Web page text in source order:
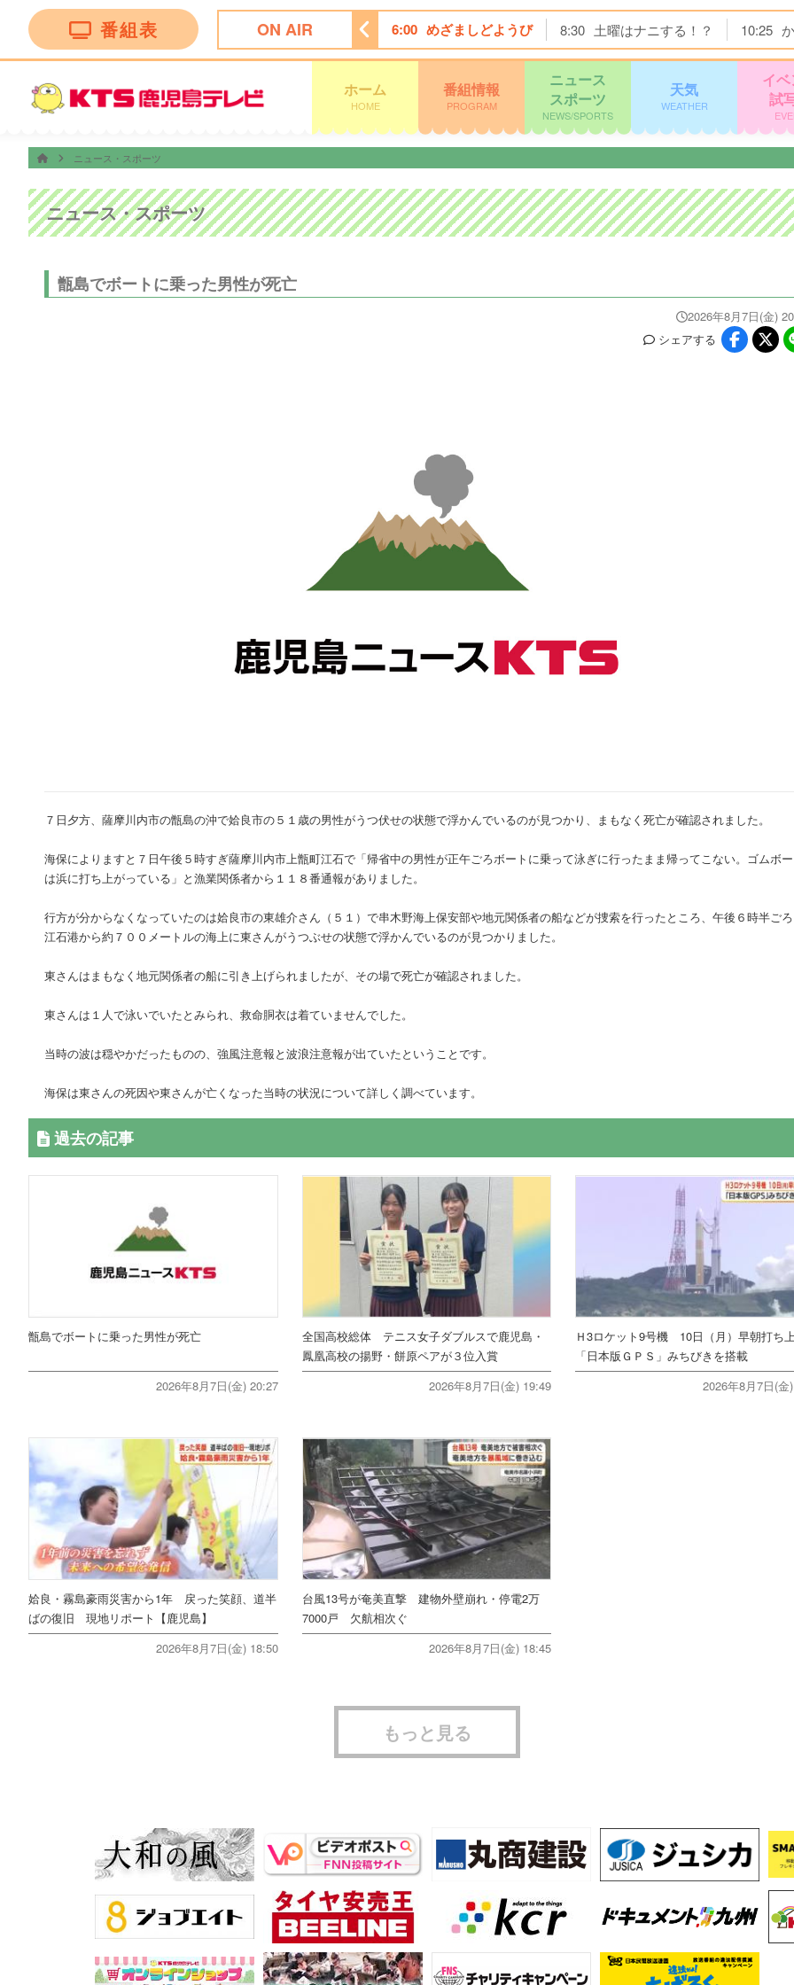
番組表 ON AIR
ーニーズテレビショッピング ＴＨＥフィッシング 6:00 めざましどようび 8:30 土曜はナニする！？ 10:25
ホーム
HOME
番組情報
PROGRAM
ニュース
スポーツ
NEWS/SPORTS
天気
WEATHER
イ
試
ニュース・スポーツ
ニュース・スポーツ
甑島でボートに乗った男性が死亡
2026年8月7日(金)
シェアする
７日夕方、薩摩川内市の甑島の沖で姶良市の５１歳の男性がうつ伏せの状態で浮かんでいるのが見つかり、まもなく死亡が確認されました。
海保によりますと７日午後５時すぎ薩摩川内市上甑町江石で「帰省中の男性が正午ごろボートに乗って泳ぎに行ったまま帰ってこない。ゴムボ
は浜に打ち上がっている」と漁業関係者から１１８番通報がありました。
行方が分からなくなっていたのは姶良市の東雄介さん（５１）で串木野海上保安部や地元関係者の船などが捜索を行ったところ、午後６時半ご
江石港から約７００メートルの海上に東さんがうつぶせの状態で浮かんでいるのが見つかりました。
東さんはまもなく地元関係者の船に引き上げられましたが、その場で死亡が確認されました。
東さんは１人で泳いでいたとみられ、救命胴衣は着ていませんでした。
当時の波は穏やかだったものの、強風注意報と波浪注意報が出ていたということです。
海保は東さんの死因や東さんが亡くなった当時の状況について詳しく調べています。
過去の記事
甑島でボートに乗った男性が死亡
2026年8月7日(金) 20:27
全国高校総体 テニス女子ダブルスで鹿児島・
鳳凰高校の揚野・餅原ペアが３位入賞
2026年8月7日(金) 19:49
Ｈ3ロケット9号機 10日（月）早朝打
「日本版ＧＰＳ」みちびきを搭載
2026年8月7日(金
姶良・霧島豪雨災害から1年 戻った笑顔、道半
ばの復旧 現地リポート【鹿児島】
2026年8月7日(金) 18:50
台風13号が奄美直撃 建物外壁崩れ・停電2万
7000戸 欠航相次ぐ
2026年8月7日(金) 18:45
もっと見る